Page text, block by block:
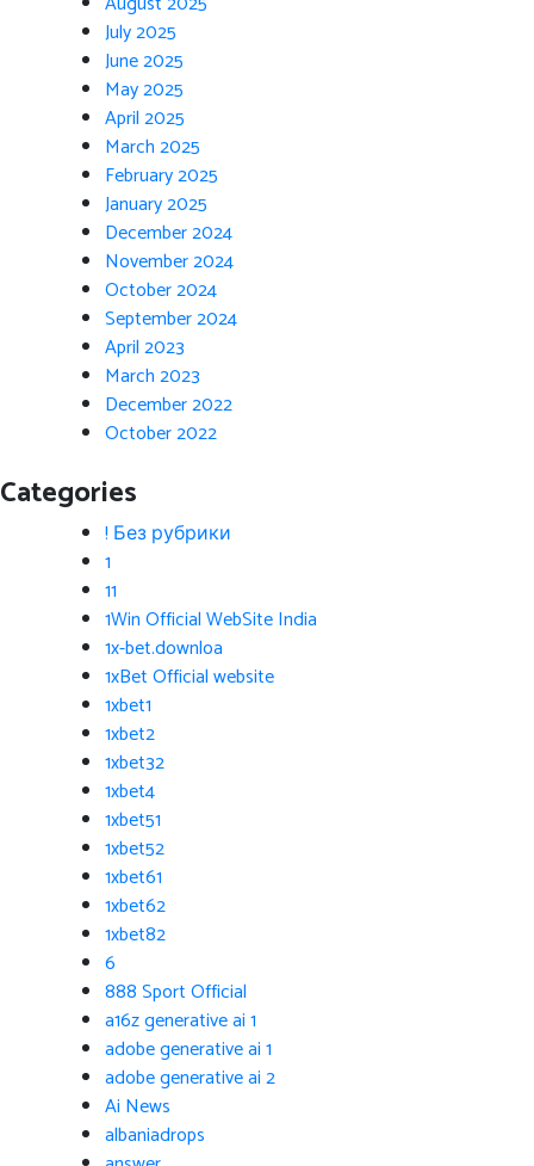
July 2025
June 2025
May 2025
April 2025
March 2025
February 2025
January 2025
December 2024
November 2024
October 2024
September 2024
April 2023
March 2023
December 2022
October 2022
Categories
! Без рубрики
1
11
1Win Official WebSite India
1x-bet.downloa
1xBet Official website
1xbet1
1xbet2
1xbet32
1xbet4
1xbet51
1xbet52
1xbet61
1xbet62
1xbet82
6
888 Sport Official
a16z generative ai 1
adobe generative ai 1
adobe generative ai 2
Ai News
albaniadrops